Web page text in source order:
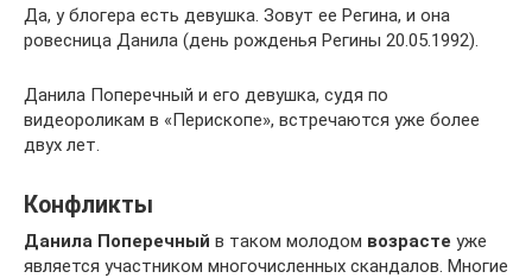
Да, у блогера есть девушка. Зовут ее Регина, и она
ровесница Данила (день рожденья Регины 20.05.1992).
Данила Поперечный и его девушка, судя по
видеороликам в «Перископе», встречаются уже более
двух лет.
Конфликты
Данила Поперечный в таком молодом возрасте уже
является участником многочисленных скандалов. Многие